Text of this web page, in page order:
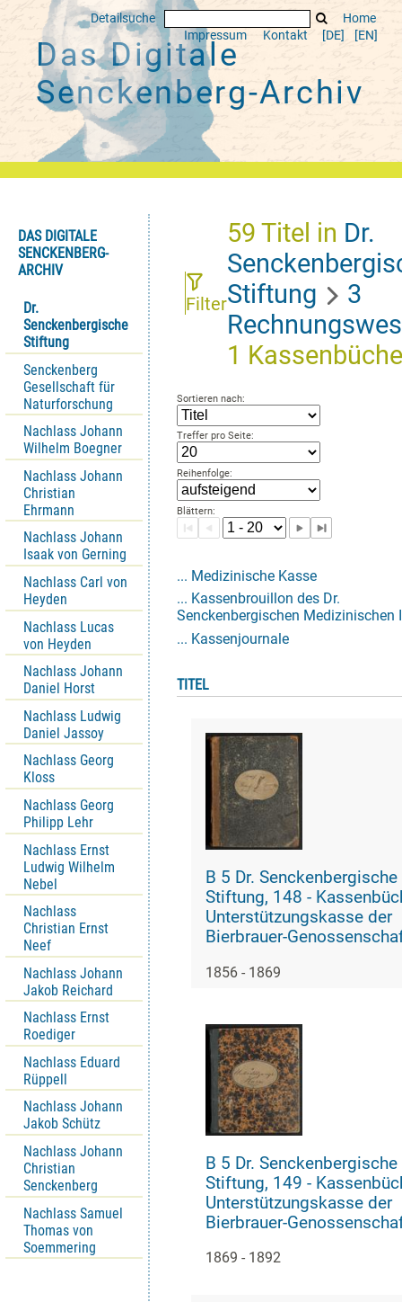
Detailsuche
Home
Impressum
Kontakt [DE] [EN]
Das Digitale
Senckenberg-Archiv
DAS DIGITALE
SENCKENBERG-
ARCHIV
Dr.
Senckenbergische
Stiftung
Senckenberg
Gesellschaft für
Naturforschung
Nachlass Johann
Wilhelm Boegner
Nachlass Johann
Christian
Ehrmann
Nachlass Johann
Isaak von Gerning
Nachlass Carl von
Heyden
Nachlass Lucas
von Heyden
Nachlass Johann
Daniel Horst
Nachlass Ludwig
Daniel Jassoy
Nachlass Georg
Kloss
Nachlass Georg
Philipp Lehr
Nachlass Ernst
Ludwig Wilhelm
Nebel
Nachlass
Christian Ernst
Neef
Nachlass Johann
Jakob Reichard
Nachlass Ernst
Roediger
Nachlass Eduard
Rüppell
Nachlass Johann
Jakob Schütz
Nachlass Johann
Christian
Senckenberg
Nachlass Samuel
Thomas von
Soemmering
Filter
59 Titel in Dr.
Stiftung
3
1
Sortieren nach:
Treffer pro Seite:
Reihenfolge:
Blättern:
... Medizinische Kasse
... Kassenbrouillon des Dr.
Senckenbergischen Medizinischen
... Kassenjournale
TITEL
B 5 Dr. Senckenbergische
Stiftung, 148 - Kassenbücher der
Unterstützungskasse der
Bierbrauer-
1856 - 1869
B 5 Dr. Senckenbergische
Stiftung, 149 - Kassenbücher der
Unterstützungskasse der
Bierbrauer-
1869 - 1892